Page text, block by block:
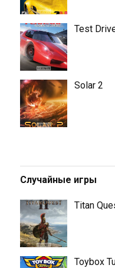
Test
Solar 2
Случайные игры
Titan
Toybox